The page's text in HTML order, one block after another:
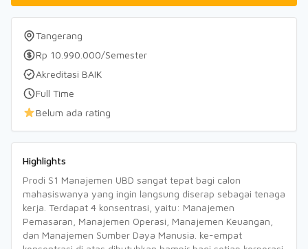
Tangerang
Rp 10.990.000/Semester
Akreditasi BAIK
Full Time
Belum ada rating
Highlights
Prodi S1 Manajemen UBD sangat tepat bagi calon
mahasiswanya yang ingin langsung diserap sebagai tenaga
kerja. Terdapat 4 konsentrasi, yaitu: Manajemen
Pemasaran, Manajemen Operasi, Manajemen Keuangan,
dan Manajemen Sumber Daya Manusia. ke-empat